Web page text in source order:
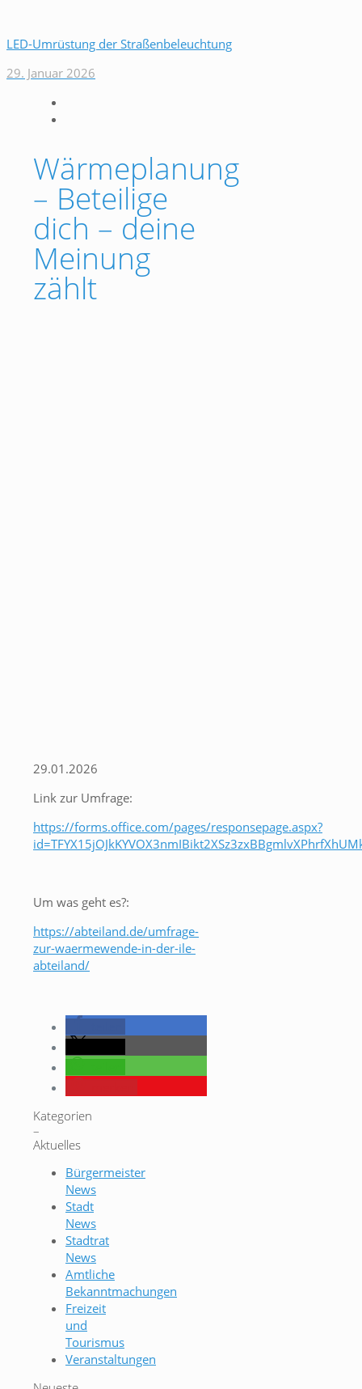
LED-Umrüstung der Straßenbeleuchtung
29. Januar 2026
Wärmeplanung
– Beteilige
dich – deine
Meinung
zählt
29.01.2026
Link zur Umfrage:
https://forms.office.com/pages/responsepage.aspx?
Um was geht es?:
https://abteiland.de/umfrage-
zur-waermewende-in-der-ile-
abteiland/
Kategorien
–
Aktuelles
Bürgermeister
News
Stadt
News
Stadtrat
News
Amtliche
Bekanntmachungen
Freizeit
und
Tourismus
Veranstaltungen